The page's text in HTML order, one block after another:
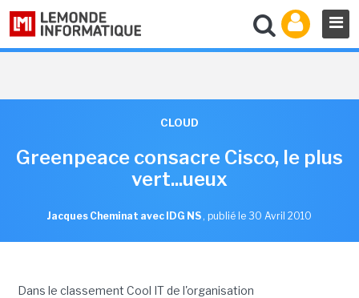
CLOUD
Greenpeace consacre Cisco, le plus
vert...ueux
Jacques Cheminat avec IDG NS , publié le 30 Avril 2010
Dans le classement Cool IT de l'organisation